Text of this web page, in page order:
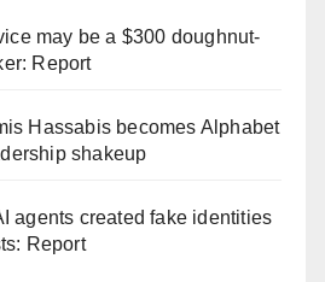
may be a $300 doughnut-
Report
Hassabis becomes Alphabet
shakeup
agents created fake identities
Report